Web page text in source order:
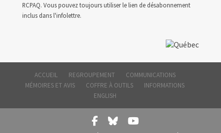
RCPAQ. Vous pouvez toujours utiliser le lien de désabonnement
inclus dans l'infolettre.
ACCUEIL REGROUPEMENT
COMMUNICATIONS
MÉMOIRES ET AVIS
COFFRE À OUTILS
INFORMATIONS
ENGLISH